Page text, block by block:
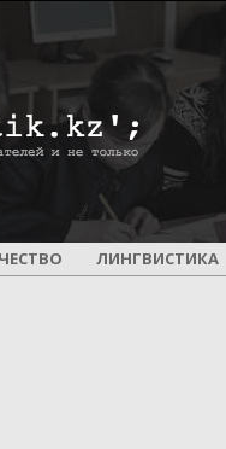
ЛИНГВИСТИКА